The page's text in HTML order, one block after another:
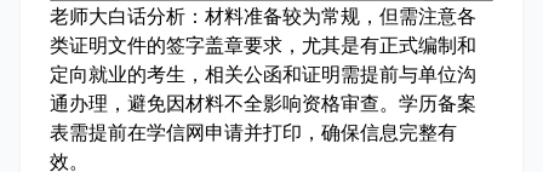
老师大白话分析： 材料准备较为常规，但需注意各
类证明文件的签字盖章要求，尤其是有正式编制和
定向就业的考生，相关公函和证明需提前与单位沟
通办理，避免因材料不全影响资格审查。学历备案
表需提前在学信网申请并打印，确保信息完整有
效。